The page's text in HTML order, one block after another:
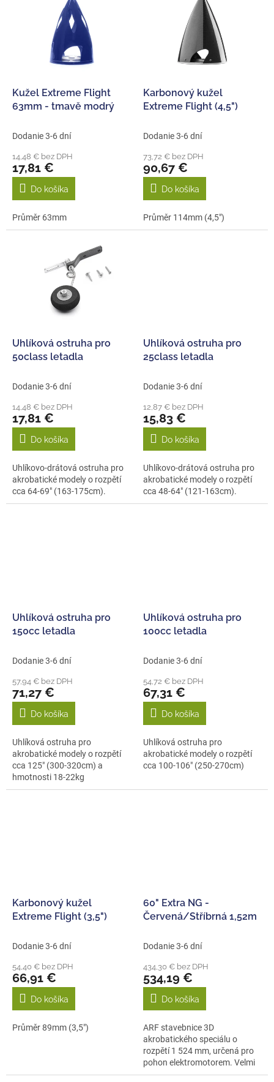
u
Kužel Extreme Flight
63mm - tmavě modrý
Dodanie 3-6 dní
14,48 € bez DPH
17,81 €
Do košíka
Průměr 63mm
Karbonový kužel
Extreme Flight (4,5")
Dodanie 3-6 dní
73,72 € bez DPH
90,67 €
Do košíka
Průměr 114mm (4,5")
Uhlíková ostruha pro
50class letadla
Dodanie 3-6 dní
14,48 € bez DPH
17,81 €
Do košíka
Uhlíkovo-drátová ostruha pro
akrobatické modely o rozpětí
cca 64-69" (163-175cm).
Uhlíková ostruha pro
25class letadla
Dodanie 3-6 dní
12,87 € bez DPH
15,83 €
Do košíka
Uhlíkovo-drátová ostruha pro
akrobatické modely o rozpětí
cca 48-64" (121-163cm).
Uhlíková ostruha pro
150cc letadla
Dodanie 3-6 dní
57,94 € bez DPH
71,27 €
Do košíka
Uhlíková ostruha pro
akrobatické modely o rozpětí
cca 125" (300-320cm) a
hmotnosti 18-22kg
Uhlíková ostruha pro
100cc letadla
Dodanie 3-6 dní
54,72 € bez DPH
67,31 €
Do košíka
Uhlíková ostruha pro
akrobatické modely o rozpětí
cca 100-106" (250-270cm)
Karbonový kužel
Extreme Flight (3,5")
Dodanie 3-6 dní
54,40 € bez DPH
66,91 €
Do košíka
Průměr 89mm (3,5")
60" Extra NG -
Červená/Stříbrná 1,52m
Dodanie 3-6 dní
434,30 € bez DPH
534,19 €
Do košíka
ARF stavebnice 3D
akrobatického speciálu o
rozpětí 1 524 mm, určená pro
pohon elektromotorem. Velmi
lehká konstrukční...